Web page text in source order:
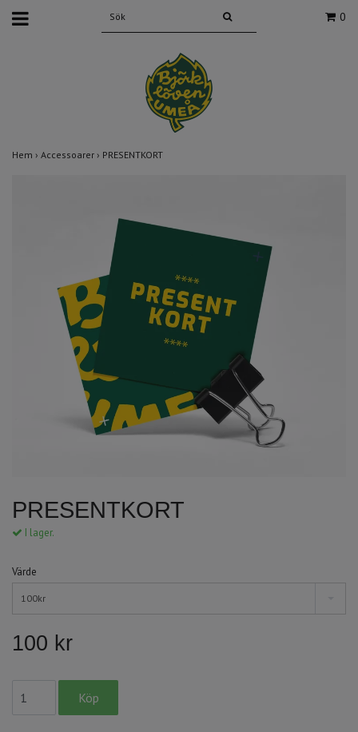
0
Hem › Accessoarer › PRESENTKORT
PRESENTKORT
I lager.
Värde
100kr
100 kr